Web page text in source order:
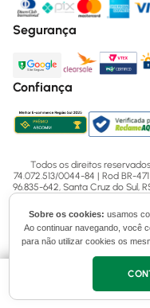
Sobre os cookies: usamos
Ao continuar navegando, você
para não utilizar cookies os
Segurança
Confiança
Todos os direitos
74.072.513/0044-84 | Rod BR-
96.835-642, Santa Cruz do Sul,
de produtos e ofertas
limitados por CPF, por dia,
políticas. Os valores e
conter divergências com as
Políticas ou entre em contato